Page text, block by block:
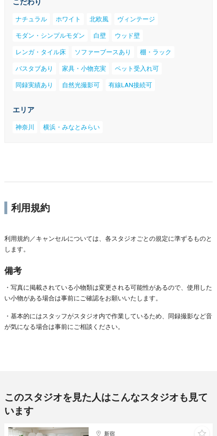
こだわり
ナチュラル ホワイト 北欧風 ヴィンテージ
モダン・シンプルモダン 白壁 ウッド壁
レンガ・タイル床 ソファーブースあり 棚・ラック
バスタブあり 家具・小物充実 ペット受入れ可
同録実績あり 自然光撮影可 有線LAN接続可
エリア
神奈川 横浜・みなとみらい
利用規約
利用規約／キャンセルについては、各スタジオごとの規定に準ずるものと
します。
備考
・写真に掲載されている小物類は変更される可能性があるので、使用した
い小物がある場合は事前にご確認をお願いいたします。
・基本的にはスタッフがスタジオ内で作業しているため、同録撮影など音
が気になる場合は事前にご相談ください。
このスタジオを見た人はこんなスタジオも見て
います
新宿